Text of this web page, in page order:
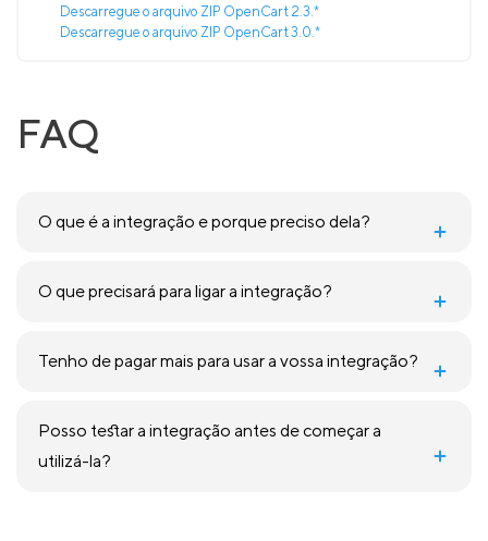
Descarregue o arquivo ZIP OpenCart 2.3.*
Descarregue o arquivo ZIP OpenCart 3.0.*
FAQ
O que é a integração e porque preciso dela?
O que precisará para ligar a integração?
Tenho de pagar mais para usar a vossa integração?
Posso testar a integração antes de começar a
utilizá-la?